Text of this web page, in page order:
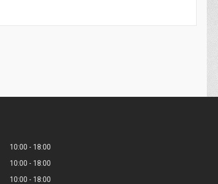
10:00
18:00
10:00
18:00
10:00
18:00